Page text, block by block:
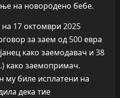
на новородено бебе.
17 октомври 2025
за заем од 500 евра
како заемодавач и 38
како заемопримач.
му биле исплатени на
дека тие